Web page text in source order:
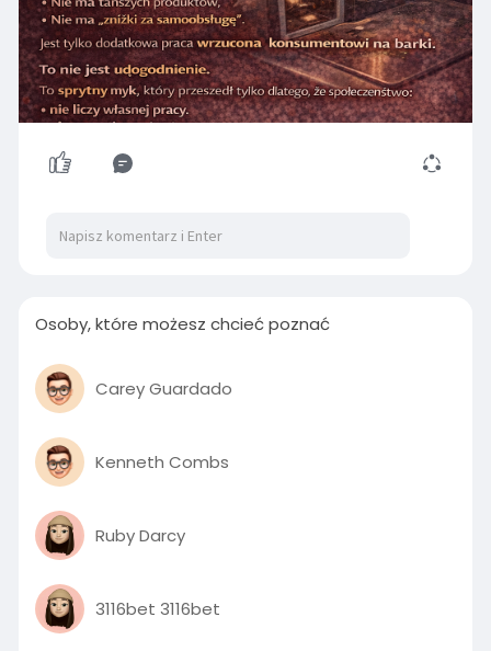
Osoby, które możesz chcieć poznać
Carey Guardado
Kenneth Combs
Ruby Darcy
3116bet 3116bet